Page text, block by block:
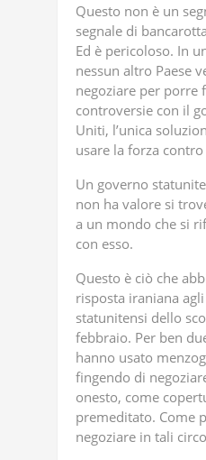
Questo non è un
segnale di
Ed è pericoloso. In
nessun altro Paese
negoziare per porre
controversie con il
Uniti, l’unica
usare la forza contro
Un governo
non ha valore si
a un mondo che si
con esso.
Questo è ciò che
risposta iraniana
statunitensi dello
febbraio. Per ben
hanno usato
fingendo di
onesto, come
premeditato. Come
negoziare in tali